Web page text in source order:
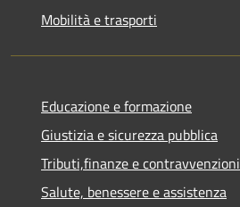
Mobilità e trasporti
Educazione e formazione
Giustizia e sicurezza pubblica
Tributi,finanze e contravvenzioni
Salute, benessere e assistenza